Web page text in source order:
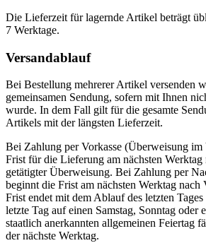
Die Lieferzeit für lagernde Artikel beträgt
7 Werktage.
Versandablauf
Bei Bestellung mehrerer Artikel versenden
gemeinsamen Sendung, sofern mit Ihnen
wurde. In dem Fall gilt für die gesamte
Artikels mit der längsten Lieferzeit.
Bei Zahlung per Vorkasse (Überweisung im
Frist für die Lieferung am nächsten Werktag
getätigter Überweisung. Bei Zahlung per
beginnt die Frist am nächsten Werktag nach
Frist endet mit dem Ablauf des letzten
letzte Tag auf einen Samstag, Sonntag oder
staatlich anerkannten allgemeinen Feiertag
der nächste Werktag.